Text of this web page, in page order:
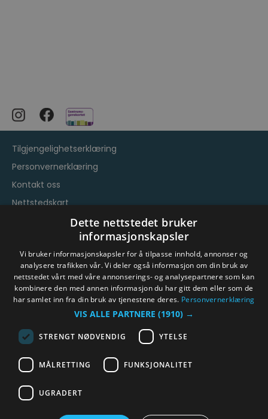
Tilgjengelighetserklæring
Personvernerklæring
Kontakt oss
Nettstedskart
Vilkår og betingelser
© Byen Vår Drammen/Destinasjon Drammen 2026.
Dette nettstedet bruker
informasjonskapsler
Vi bruker informasjonskapsler for å tilpasse innhold, annonser og
analysere trafikken vår. Vi deler også informasjon om din bruk av
nettstedet vårt med våre annonserings- og analysepartnere som kan
kombinere den med annen informasjon du har gitt dem eller som de
har samlet inn fra din bruk av tjenestene deres. Personvernerklæring
VIS ALLE PARTNERE (1910) →
STRENGT NØDVENDIG YTELSE
MÅLRETTING FUNKSJONALITET
UGRADERT